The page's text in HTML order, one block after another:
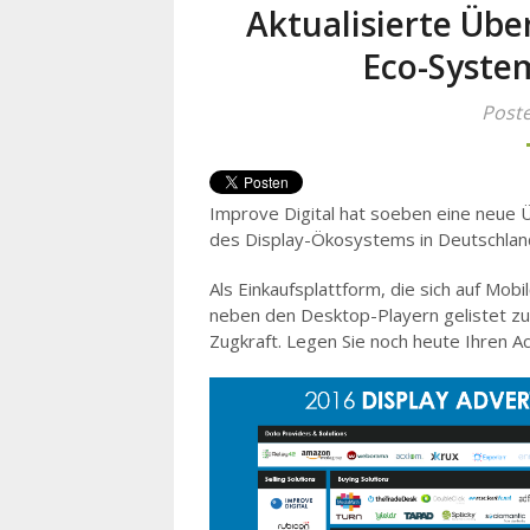
Aktualisierte
Eco-
Improve Digital hat soeben eine neue
des Display-Ökosystems in
Als Einkaufsplattform, die sich auf
neben den Desktop-Playern gelistet
Zugkraft. Legen Sie noch heute Ihren